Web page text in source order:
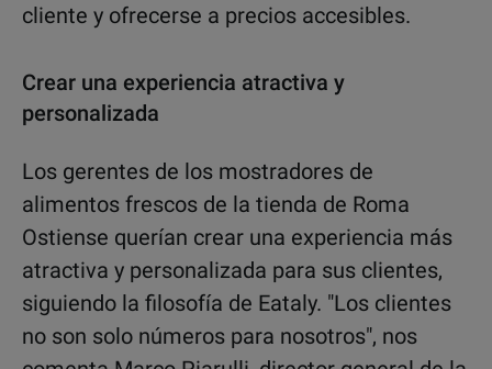
cliente y ofrecerse a precios accesibles.
Crear una experiencia atractiva y
personalizada
Los gerentes de los mostradores de
alimentos frescos de la tienda de Roma
Ostiense querían crear una experiencia más
atractiva y personalizada para sus clientes,
siguiendo la filosofía de Eataly. "Los clientes
no son solo números para nosotros", nos